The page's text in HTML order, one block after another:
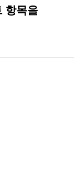
항목을